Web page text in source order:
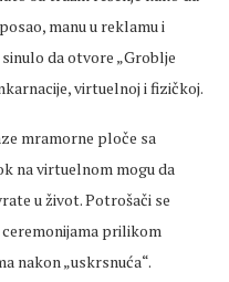
manu u reklamu i
da otvore „Groblje
virtuelnoj i fizičkoj.
mramorne ploče sa
na virtuelnom mogu da
u život. Potrošači se
prilikom
nakon „uskrsnuća“.